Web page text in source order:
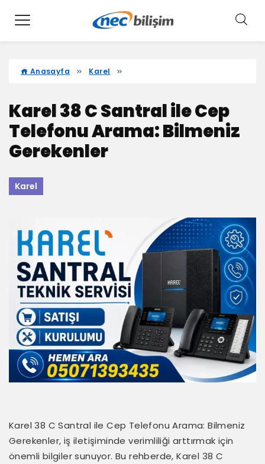
Anasayfa Karel
Karel 38 C Santral ile Cep
Telefonu Arama: Bilmeniz
Gerekenler
Karel
Karel 38 C Santral ile Cep Telefonu Arama: Bilmeniz
Gerekenler, iş iletişiminde verimliliği arttırmak için
önemli bilgiler sunuyor. Bu rehberde, Karel 38 C